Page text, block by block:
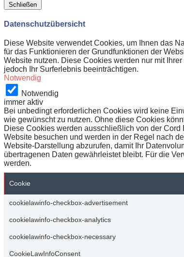
Schließen
Datenschutzübersicht
Diese Website verwendet Cookies, um Ihnen das
für das Funktionieren der Grundfunktionen der
Website nutzen. Diese Cookies werden nur mit
jedoch Ihr Surferlebnis beeinträchtigen.
Notwendig
Notwendig
immer aktiv
Bei unbedingt erforderlichen Cookies wird keine
wie gewünscht zu nutzen. Ohne diese Cookies
Diese Cookies werden ausschließlich von der
Website besuchen und werden in der Regel nach
Website-Darstellung abzurufen, damit Ihr
übertragenen Daten gewährleistet bleibt. Für die
werden.
Cookie
cookielawinfo-checkbox-advertisement
cookielawinfo-checkbox-analytics
cookielawinfo-checkbox-necessary
CookieLawInfoConsent